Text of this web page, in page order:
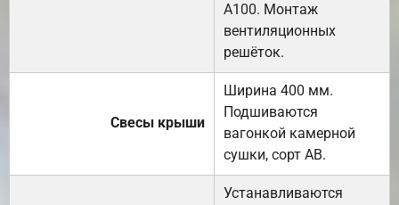
А100. Монтаж
вентиляционных
решёток.
Свесы крыши
Ширина 400 мм.
Подшиваются
вагонкой камерной
сушки, сорт АВ.
Устанавливаются